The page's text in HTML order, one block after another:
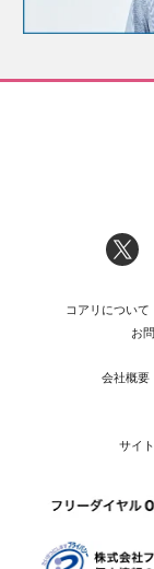
コアリについて
お
会社概要
サイ